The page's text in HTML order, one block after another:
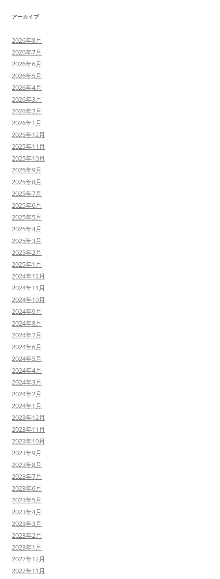
アーカイブ
2026年8月
2026年7月
2026年6月
2026年5月
2026年4月
2026年3月
2026年2月
2026年1月
2025年12月
2025年11月
2025年10月
2025年9月
2025年8月
2025年7月
2025年6月
2025年5月
2025年4月
2025年3月
2025年2月
2025年1月
2024年12月
2024年11月
2024年10月
2024年9月
2024年8月
2024年7月
2024年6月
2024年5月
2024年4月
2024年3月
2024年2月
2024年1月
2023年12月
2023年11月
2023年10月
2023年9月
2023年8月
2023年7月
2023年6月
2023年5月
2023年4月
2023年3月
2023年2月
2023年1月
2022年12月
2022年11月